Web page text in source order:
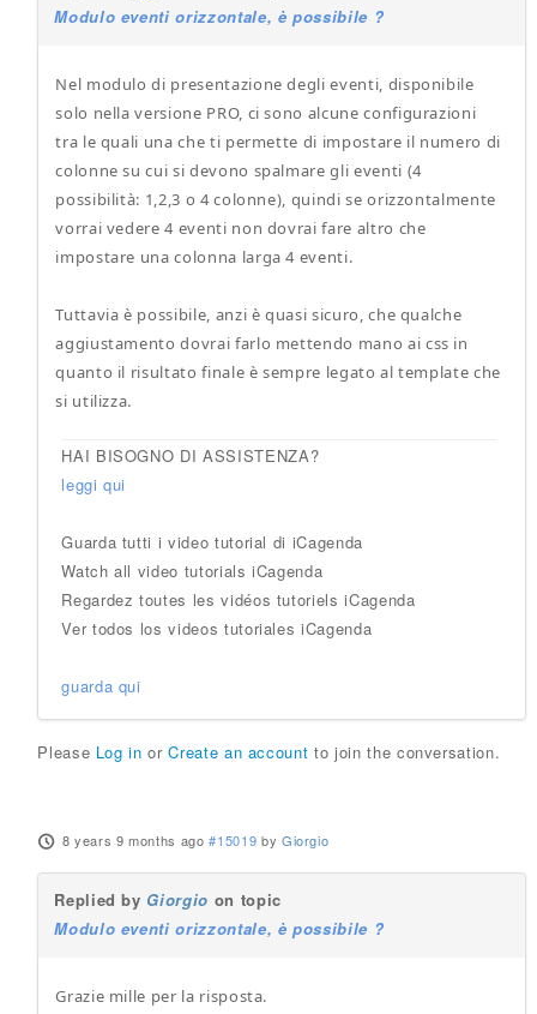
Modulo eventi orizzontale, è possibile ?
Nel modulo di presentazione degli eventi, disponibile
solo nella versione PRO, ci sono alcune configurazioni
tra le quali una che ti permette di impostare il numero di
colonne su cui si devono spalmare gli eventi (4
possibilità: 1,2,3 o 4 colonne), quindi se orizzontalmente
vorrai vedere 4 eventi non dovrai fare altro che
impostare una colonna larga 4 eventi.
Tuttavia è possibile, anzi è quasi sicuro, che qualche
aggiustamento dovrai farlo mettendo mano ai css in
quanto il risultato finale è sempre legato al template che
si utilizza.
HAI BISOGNO DI ASSISTENZA?
leggi qui
Guarda tutti i video tutorial di iCagenda
Watch all video tutorials iCagenda
Regardez toutes les vidéos tutoriels iCagenda
Ver todos los videos tutoriales iCagenda
guarda qui
Please Log in orCreate an account to join the conversation.
8 years 9 months ago #15019 by Giorgio
Replied by Giorgio on topic
Modulo eventi orizzontale, è possibile ?
Grazie mille per la risposta.